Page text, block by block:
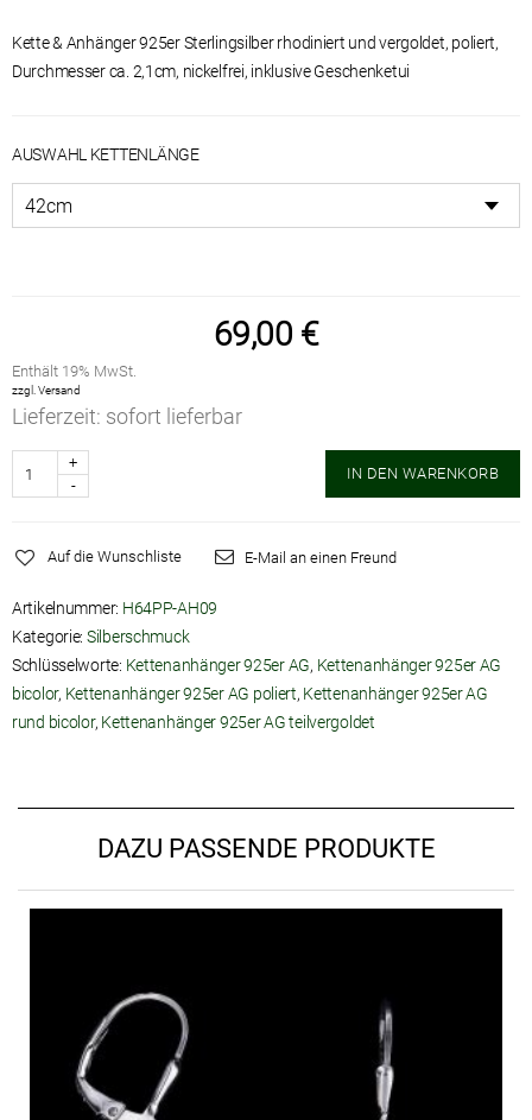
Kette & Anhänger 925er Sterlingsilber rhodiniert und vergoldet, poliert,
Durchmesser ca. 2,1cm, nickelfrei,
AUSWAHL KETTENLÄNGE
69,00 €
Enthält 19% MwSt.
zzgl.Versand
Lieferzeit: sofort lieferbar
IN DEN WARENKORB
Auf die Wunschliste E-Mail an einen Freund
Artikelnummer: H64PP-AH09
Kategorie: Silberschmuck
Schlüsselworte: Kettenanhänger 925er AG, Kettenanhänger 925er AG
bicolor, Kettenanhänger 925er AG poliert, Kettenanhänger 925er AG
rund bicolor, Kettenanhänger 925er AG teilvergoldet
DAZU PASSENDE PRODUKTE